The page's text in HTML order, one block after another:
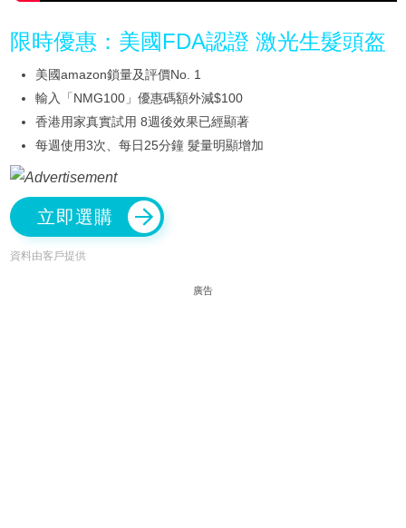
限時優惠：美國FDA認證 激光生髮頭盔
美國amazon鎖量及評價No. 1
輸入「NMG100」優惠碼額外減$100
香港用家真實試用 8週後效果已經顯著
每週使用3次、每日25分鐘 髮量明顯增加
立即選購
資料由客戶提供
廣告